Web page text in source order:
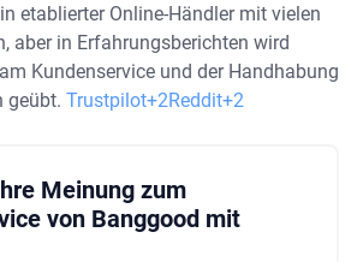
etablierter Online-Händler mit vielen
aber in Erfahrungsberichten wird
Kundenservice und der Handhabung
geübt. Trustpilot+2Reddit+2
Meinung zum
von Banggood mit